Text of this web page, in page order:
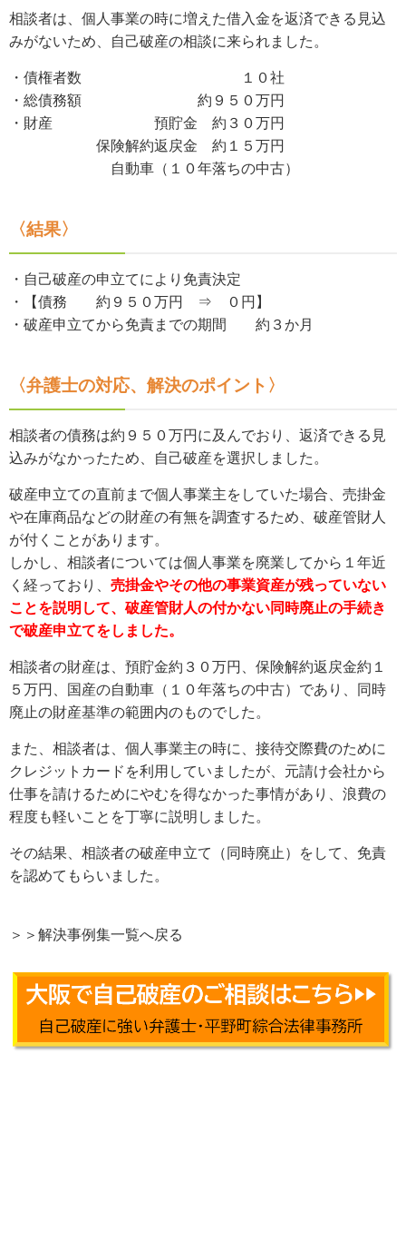
相談者は、個人事業の時に増えた借入金を返済できる見込
みがないため、自己破産の相談に来られました。
・債権者数 １０社
・総債務額 約９５０万円
・財産
預貯金 約３０万円
保険解約返戻金 約１５万円
自動車（１０年落ちの中古）
〈結果〉
・自己破産の申立てにより免責決定
・【債務 約９５０万円 ⇒ ０円】
・破産申立てから免責までの期間 約３か月
〈弁護士の対応、解決のポイント〉
相談者の債務は約９５０万円に及んでおり、返済できる見
込みがなかったため、自己破産を選択しました。
破産申立ての直前まで個人事業主をしていた場合、売掛金
や在庫商品などの財産の有無を調査するため、破産管財人
が付くことがあります。
しかし、相談者については個人事業を廃業してから１年近
く経っており、 売掛金やその他の事業資産が残っていない
ことを説明して、破産管財人の付かない同時廃止の手続き
で破産申立てをしました。
相談者の財産は、預貯金約３０万円、保険解約返戻金約１
５万円、国産の自動車（１０年落ちの中古）であり、同時
廃止の財産基準の範囲内のものでした。
また、相談者は、個人事業主の時に、接待交際費のために
クレジットカードを利用していましたが、元請け会社から
仕事を請けるためにやむを得なかった事情があり、浪費の
程度も軽いことを丁寧に説明しました。
その結果、相談者の破産申立て（同時廃止）をして、免責
を認めてもらいました。
＞＞解決事例集一覧へ戻る